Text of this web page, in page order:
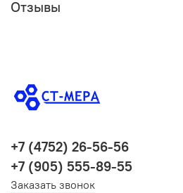
Отзывы
+7 (4752) 26-56-56
+7 (905) 555-89-55
Заказать звонок